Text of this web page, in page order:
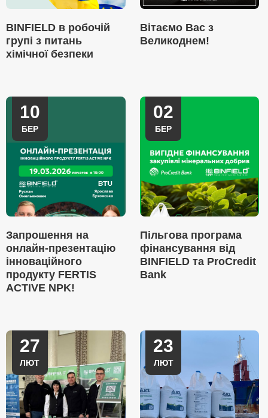
BINFIELD в робочій
групі з питань
хімічної безпеки
Вітаємо Вас з
Великоднем!
10
БЕР
Запрошення на
онлайн-презентацію
інноваційного
продукту FERTIS
ACTIVE NPK!
02
БЕР
Пільгова програма
фінансування від
BINFIELD та ProCredit
Bank
27
ЛЮТ
23
ЛЮТ